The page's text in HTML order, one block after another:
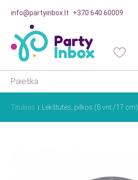
info@partyinbox.lt +370 640 60009
Titulinis Lėkštutės, pilkos (8 vnt./17 cm)